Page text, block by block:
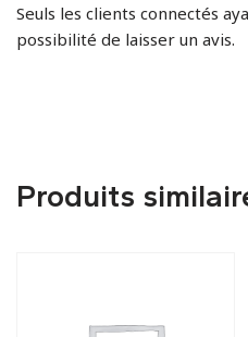
Seuls les clients connectés
possibilité de laisser un avis.
Produits